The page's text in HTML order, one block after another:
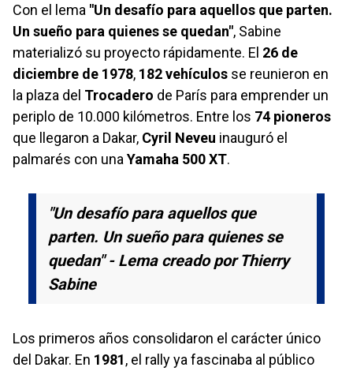
Con el lema "Un desafío para aquellos que parten.
Un sueño para quienes se quedan", Sabine
materializó su proyecto rápidamente. El 26 de
diciembre de 1978, 182 vehículos se reunieron en
la plaza del Trocadero de París para emprender un
periplo de 10.000 kilómetros. Entre los 74 pioneros
que llegaron a Dakar, Cyril Neveu inauguró el
palmarés con una Yamaha 500 XT.
"Un desafío para aquellos que
parten. Un sueño para quienes se
quedan" - Lema creado por Thierry
Sabine
Los primeros años consolidaron el carácter único
del Dakar. En 1981, el rally ya fascinaba al público